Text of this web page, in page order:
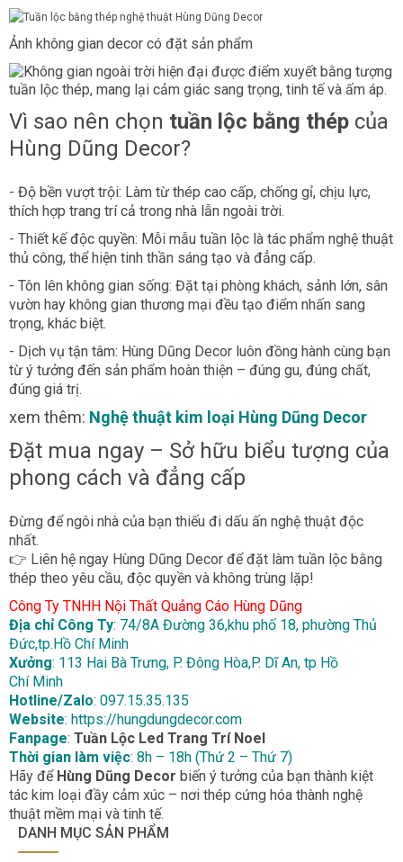
Ảnh không gian decor có đặt sản phẩm
Vì sao nên chọn tuần lộc bằng thép của
Hùng Dũng Decor?
- Độ bền vượt trội: Làm từ thép cao cấp, chống gỉ, chịu lực,
thích hợp trang trí cả trong nhà lẫn ngoài trời.
- Thiết kế độc quyền: Mỗi mẫu tuần lộc là tác phẩm nghệ thuật
thủ công, thể hiện tinh thần sáng tạo và đẳng cấp.
- Tôn lên không gian sống: Đặt tại phòng khách, sảnh lớn, sân
vườn hay không gian thương mại đều tạo điểm nhấn sang
trọng, khác biệt.
- Dịch vụ tận tâm: Hùng Dũng Decor luôn đồng hành cùng bạn
từ ý tưởng đến sản phẩm hoàn thiện – đúng gu, đúng chất,
đúng giá trị.
xem thêm: Nghệ thuật kim loại Hùng Dũng Decor
Đặt mua ngay – Sở hữu biểu tượng của
phong cách và đẳng cấp
Đừng để ngôi nhà của bạn thiếu đi dấu ấn nghệ thuật độc
nhất.
👉 Liên hệ ngay Hùng Dũng Decor để đặt làm tuần lộc bằng
thép theo yêu cầu, độc quyền và không trùng lặp!
Công Ty TNHH Nội Thất Quảng Cáo Hùng Dũng
Địa chỉ Công Ty: 74/8A Đường 36,khu phố 18, phường Thủ
Đức,tp.Hồ Chí Minh
Xưởng: 113 Hai Bà Trưng, P. Đông Hòa,P. Dĩ An, tp Hồ
Chí Minh
Hotline/Zalo: 097.15.35.135
Website: https://hungdungdecor.com
Fanpage: Tuần Lộc Led Trang Trí Noel
Thời gian làm việc: 8h – 18h (Thứ 2 – Thứ 7)
Hãy để Hùng Dũng Decor biến ý tưởng của bạn thành kiệt
tác kim loại đầy cảm xúc – nơi thép cứng hóa thành nghệ
thuật mềm mại và tinh tế.
DANH MỤC SẢN PHẨM